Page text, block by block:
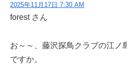
2025年11月17日 7:30 AM
forest さん
お～～、藤沢探鳥クラブの江ノ
ですか。